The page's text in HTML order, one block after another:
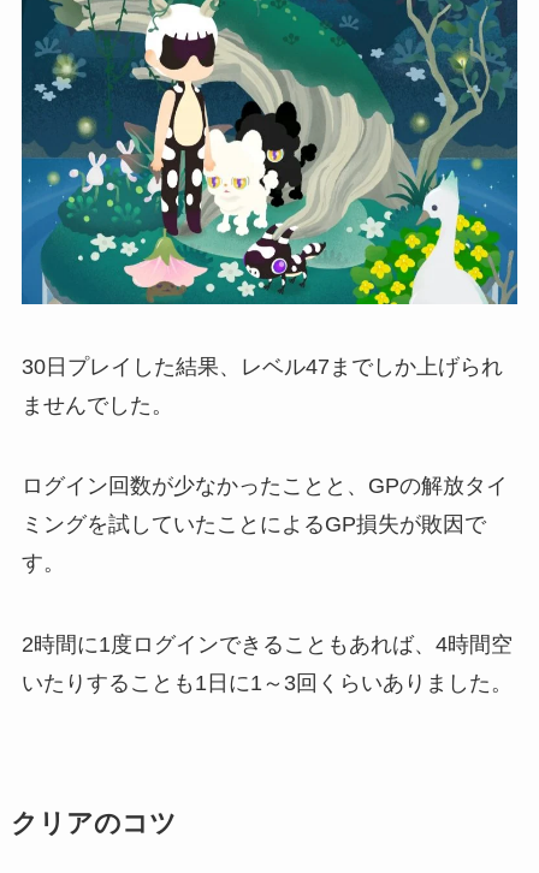
30日プレイした結果、レベル47までしか上げられ
ませんでした。
ログイン回数が少なかったことと、GPの解放タイ
ミングを試していたことによるGP損失が敗因で
す。
2時間に1度ログインできることもあれば、4時間空
いたりすることも1日に1～3回くらいありました。
クリアのコツ